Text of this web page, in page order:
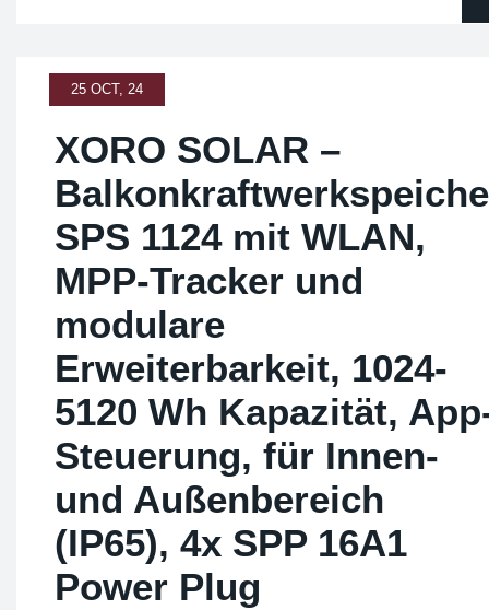
25 OCT, 24
XORO SOLAR –
SPS 1124 mit WLAN,
MPP-Tracker und
modulare
Erweiterbarkeit, 1024-
5120 Wh Kapazität,
Steuerung, für Innen-
und Außenbereich
(IP65), 4x SPP 16A1
Power Plug